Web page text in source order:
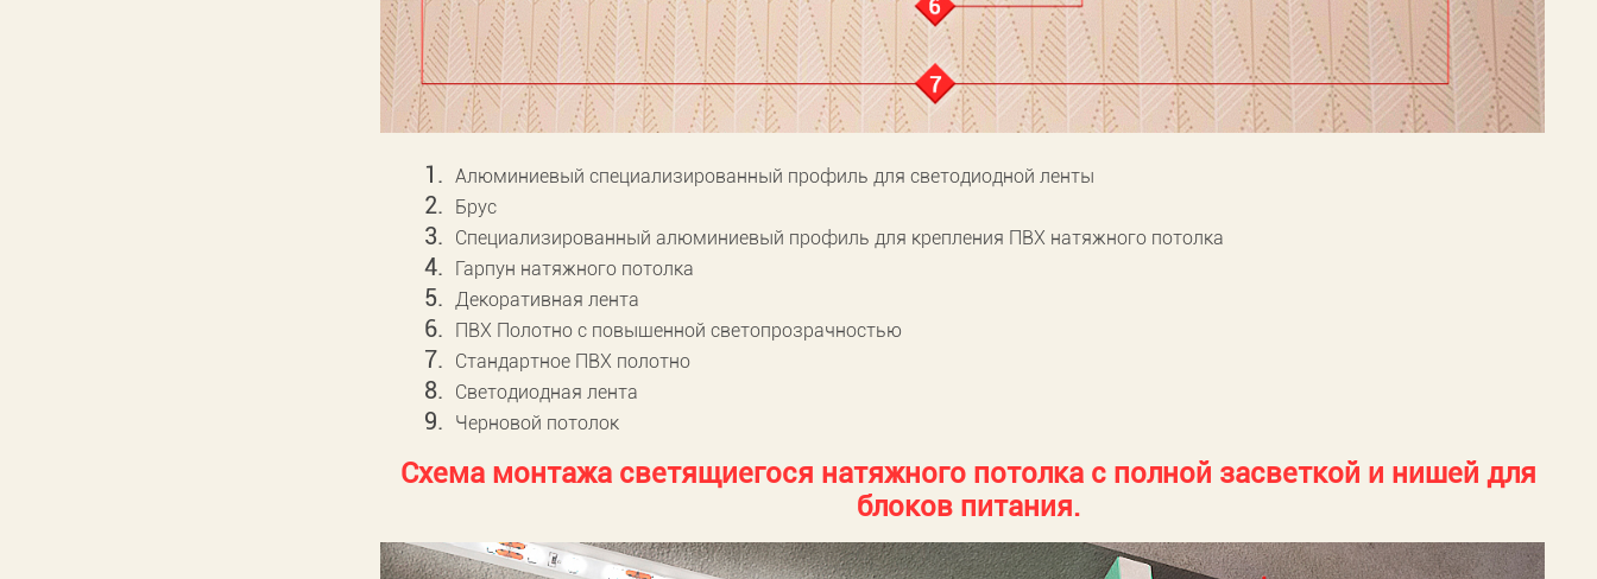
Алюминиевый специализированный профиль для светодиодной ленты
Брус
Специализированный алюминиевый профиль для крепления ПВХ натяжного потолка
Гарпун натяжного потолка
Декоративная лента
ПВХ Полотно с повышенной светопрозрачностью
Стандартное ПВХ полотно
Светодиодная лента
Черновой потолок
Схема монтажа светящиегося натяжного потолка с полной засветкой и нишей для
блоков питания.